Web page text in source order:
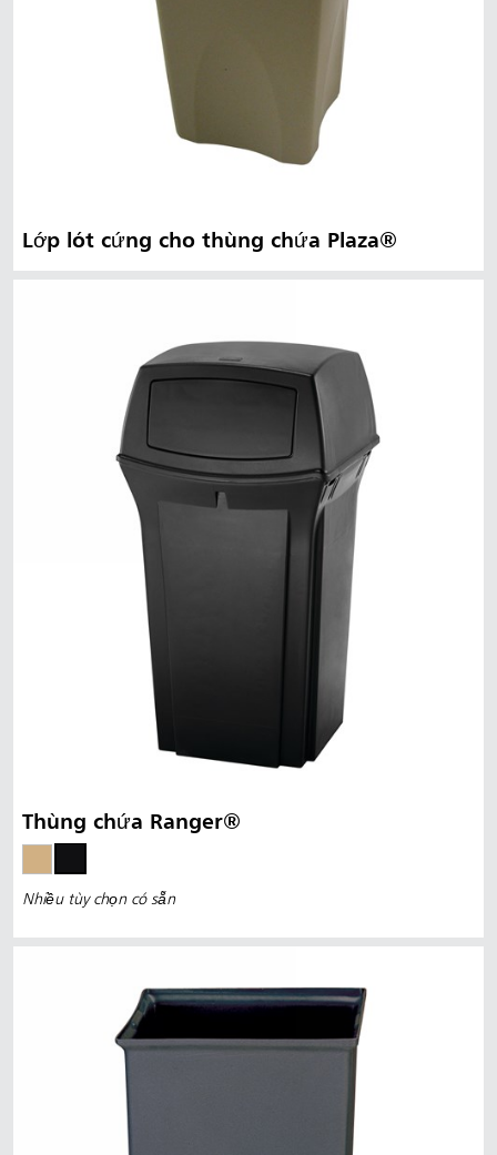
Lớp lót cứng cho thùng chứa Plaza®
Thùng chứa Ranger®
Nhiều tùy chọn có sẵn